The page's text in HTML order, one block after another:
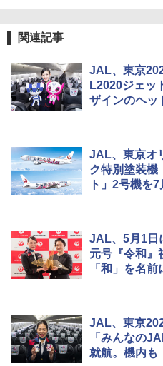
ポインター
USB充電式
可能 安全
ンパクト
￥1,180
電動エア
￥7,884
関連記事
JAL、東京
L2020ジェッ
ザインのヘッ
JAL、東京オ
ク特別塗装機
ト」2号機を
JAL、5月1日
元号『令和』
「和」を名
JAL、東京
「みんなの
就航。機内も